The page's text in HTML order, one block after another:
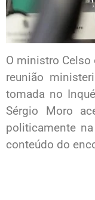
O ministro Celso
reunião
tomada no
Sérgio Moro
politicamente
conteúdo do